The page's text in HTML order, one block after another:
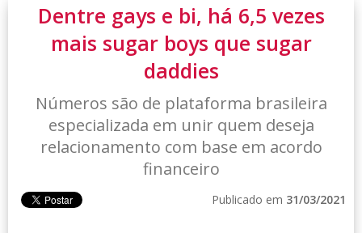
Dentre gays e bi, há 6,5 vezes
mais sugar boys que sugar
daddies
Números são de plataforma brasileira
especializada em unir quem deseja
relacionamento com base em acordo
financeiro
Publicado em 31/03/2021